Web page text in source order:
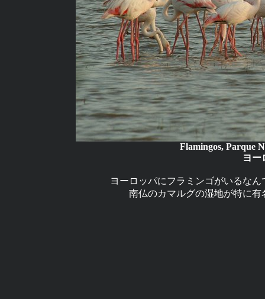
Flamingos, Parque
ヨー
ヨーロッパにフラミンゴがいるな
南仏のカマルグの湿地が特に